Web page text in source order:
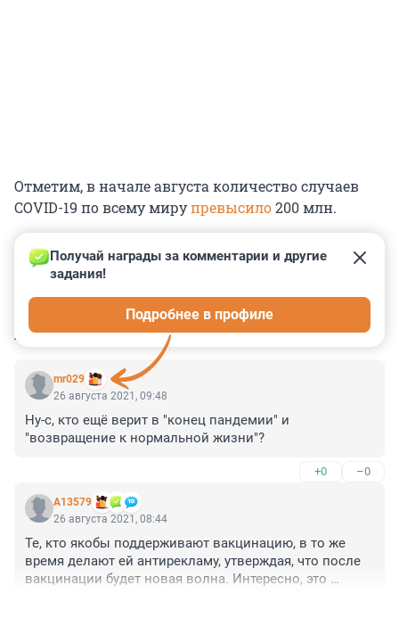
Отметим, в начале августа количество случаев
COVID-19 по всему мирупревысило200 млн.
КОММЕНТАРИИ 9
mr029
Получай награды за комментарии и другие
задания!
Подробнее в профиле
26 августа 2021, 09:48
Ну-с, кто ещё верит в "конец пандемии" и
"возвращение к нормальной жизни"?
+0 –0
А13579
26 августа 2021, 08:44
Те, кто якобы поддерживают вакцинацию, в то же
время делают ей антирекламу, утверждая, что после
вакцинации будет новая волна. Интересно, это